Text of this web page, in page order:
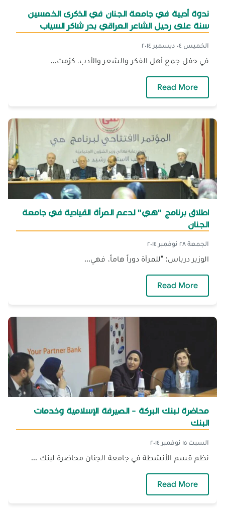
ندوة أدبية في جامعة الجنان في الذكرى الخمسين
سنة على رحيل الشاعر العراقي بدر شاكر السياب
الخميس ٠٤ ديسمبر ٢٠١٤
في حفل جمع أهل الفكر والشعر والأدب، كرّمت...
Read More
اطلاق برنامج "هي" لدعم المرأة القيادية في جامعة
الجنان
الجمعة ٢٨ نوفمبر ٢٠١٤
الوزير درباس: "للمرأة دوراً هاماً، فهي...
Read More
محاضرة لبنك البركة - الصيرفة الإسلامية وخدمات
البنك
السبت ١٥ نوفمبر ٢٠١٤
نظم قسم الأنشطة في جامعة الجنان محاضرة لبنك ...
Read More